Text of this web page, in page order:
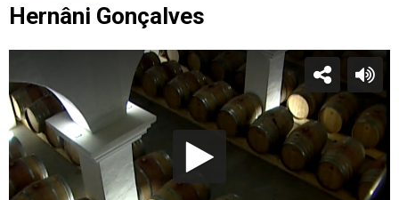
Hernâni Gonçalves